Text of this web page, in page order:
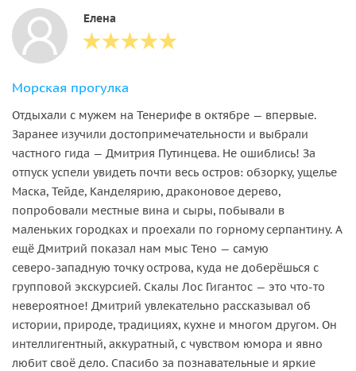
Елена
Морская прогулка
Отдыхали с мужем на Тенерифе в октябре — впервые.
Заранее изучили достопримечательности и выбрали
частного гида — Дмитрия Путинцева. Не ошиблись! За
отпуск успели увидеть почти весь остров: обзорку, ущелье
Маска, Тейде, Канделярию, драконовое дерево,
попробовали местные вина и сыры, побывали в
маленьких городках и проехали по горному серпантину. А
ещё Дмитрий показал нам мыс Тено — самую
северо‑западную точку острова, куда не доберёшься с
групповой экскурсией. Скалы Лос Гигантос — это что‑то
невероятное! Дмитрий увлекательно рассказывал об
истории, природе, традициях, кухне и многом другом. Он
интеллигентный, аккуратный, с чувством юмора и явно
любит своё дело. Спасибо за познавательные и яркие